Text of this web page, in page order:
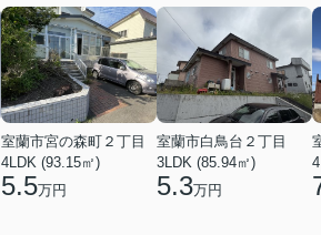
室蘭市宮の森町２丁目
4LDK (93.15㎡)
5.5万円
室蘭市白鳥台２丁目
3LDK (85.94㎡)
5.3万円